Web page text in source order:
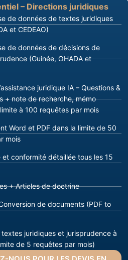
– Directions juridiques
de données de textes juridiques
et CEDEAO)
de données de décisions de
(Guinée, OHADA et
juridique IA – Questions &
+ note de recherche, mémo
à 100 requêtes par mois
Word et PDF dans la limite de 50
mois
et conformité détaillée tous les 15
+ Articles de doctrine
de documents (PDF to
juridiques et jurisprudence à
de 5 requêtes par mois)